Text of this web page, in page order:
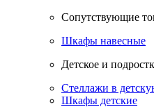
Сопутствующие
Шкафы навесные
Детское и
Стеллажи в
Шкафы детские